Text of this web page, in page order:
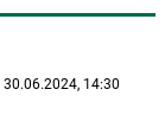
30.06.2024, 14:30